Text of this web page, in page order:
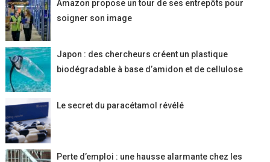
Amazon propose un tour de ses entrepôts pour
soigner son image
Japon : des chercheurs créent un plastique
biodégradable à base d’amidon et de cellulose
Le secret du paracétamol révélé
Perte d’emploi : une hausse alarmante chez les